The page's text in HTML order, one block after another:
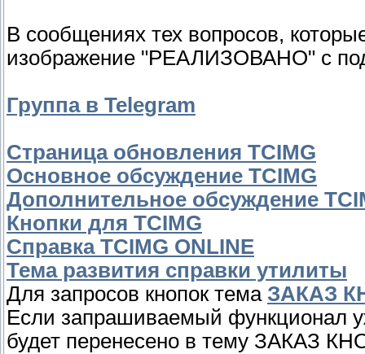
В сообщениях тех вопросов,
изображение "РЕАЛИЗОВАНО" с
Группа в Telegram
Страница обновления TCIMG
Основное обсуждение TCIMG
Дополнительное обсуждение
Кнопки для TCIMG
Справка TCIMG ONLINE
Тема развития справки утилиты
Для запросов кнопок тема ЗАКАЗ
Если запрашиваемый функционал
будет перенесено в тему ЗАКАЗ